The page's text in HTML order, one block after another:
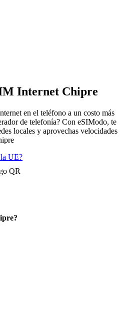
Internet Chipre
en el teléfono a un costo más
de telefonía? Con eSIModo, te
locales y aprovechas velocidades
UE?
QR